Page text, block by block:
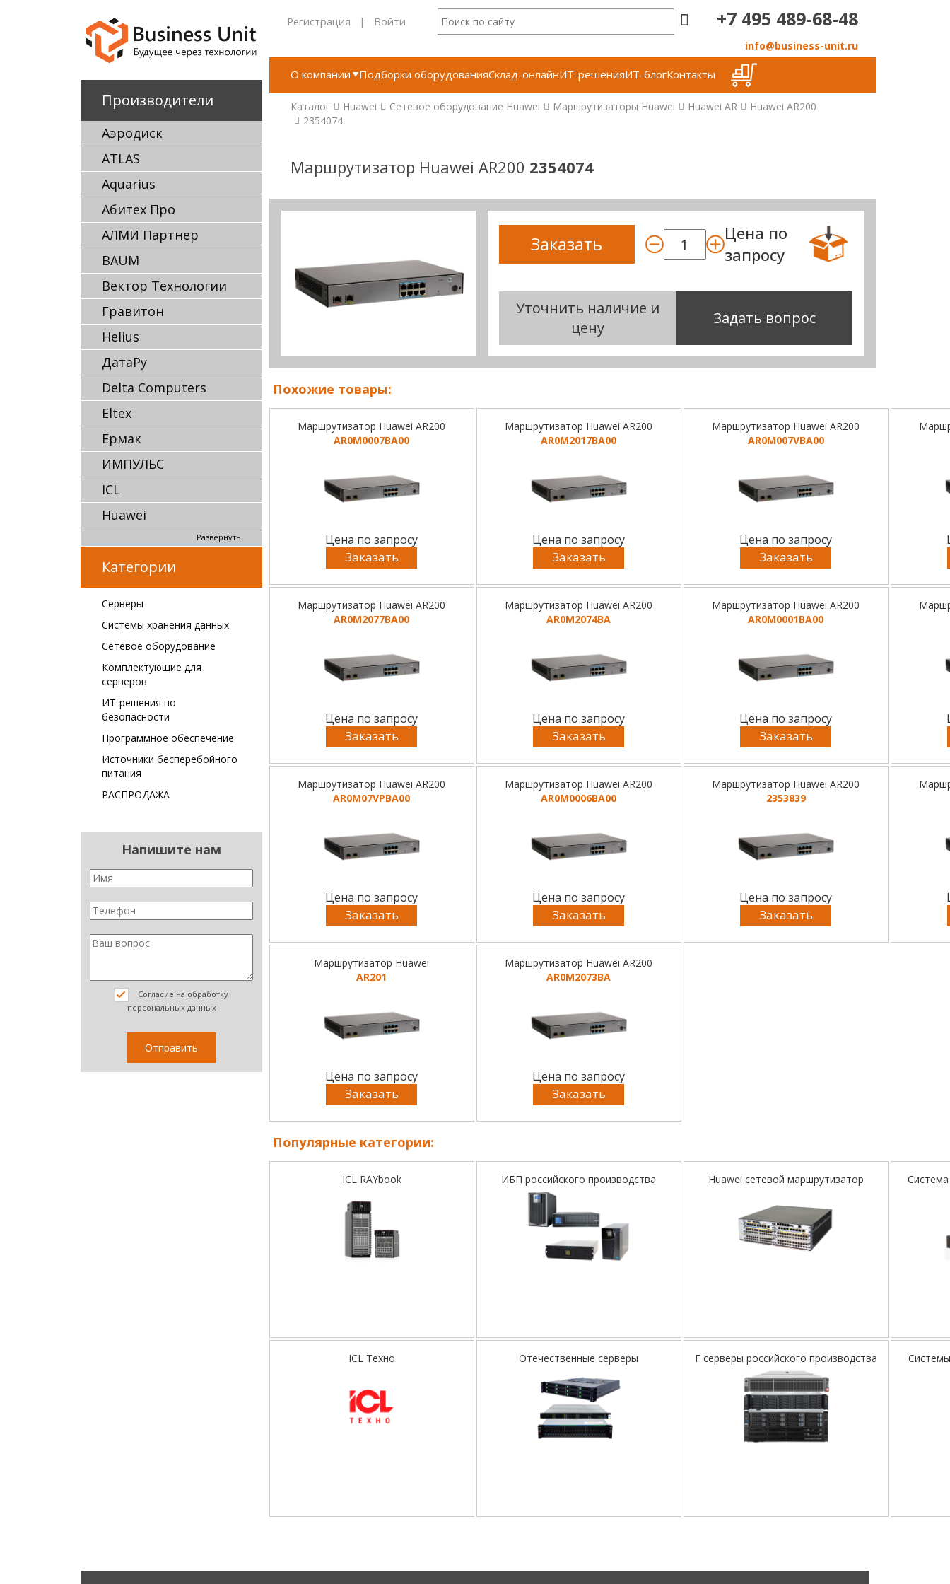
Производители
Аэродиск
ATLAS
Aquarius
Абитех Про
АЛМИ Партнер
BAUM
Вектор Технологии
Гравитон
Helius
ДатаРу
Delta Computers
Eltex
Ермак
ИМПУЛЬС
ICL
Huawei
Развернуть
Категории
Серверы
Системы хранения данных
Сетевое оборудование
Комплектующие для
серверов
ИТ-решения по
безопасности
Программное обеспечение
Источники бесперебойного
питания
РАСПРОДАЖА
Напишите нам
Согласие на обработку
персональных данных
Регистрация | Войти +7 495 489-68-48
info@business-unit.ru
О компании Подборки оборудованияСклад-онлайнИТ-решенияИТ-блогКонтакты
Каталог Huawei Сетевое оборудование Huawei Маршрутизаторы Huawei Huawei AR
Huawei AR200
2354074
Маршрутизатор Huawei AR200 2354074
Заказать
Цена по
запросу
Уточнить наличие и
цену
Задать вопрос
Похожие товары:
Маршрутизатор Huawei AR200
AR0M0007BA00
Цена по запросу
Заказать
Маршрутизатор Huawei AR200
AR0M2017BA00
Цена по запросу
Заказать
Маршрутизатор Huawei AR200
AR0M007VBA00
Цена по запросу
Заказать
Маршрутизатор Huawei AR200
AR0M2077BA00
Цена по запросу
Заказать
Маршрутизатор Huawei AR200
AR0M2074BA
Цена по запросу
Заказать
Маршрутизатор Huawei AR200
AR0M0001BA00
Цена по запросу
Заказать
Маршрутизатор Huawei AR200
AR0M07VPBA00
Цена по запросу
Заказать
Маршрутизатор Huawei AR200
AR0M0006BA00
Цена по запросу
Заказать
Маршрутизатор Huawei AR200
2353839
Цена по запросу
Заказать
Маршрутизатор Huawei
AR201
Цена по запросу
Заказать
Маршрутизатор Huawei AR200
AR0M2073BA
Цена по запросу
Заказать
Популярные категории:
ICL RAYbook ИБП российского производства Huawei сетевой маршрутизатор
ICL Техно Отечественные серверы F серверы российского производства